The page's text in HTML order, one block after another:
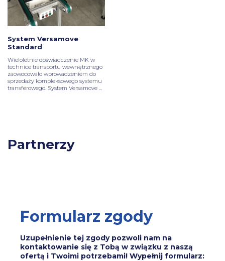
System Versamove
Standard
Wieloletnie doświadczenie MK w
technice transportu wewnętrznego
zaowocowało wprowadzeniem do
sprzedaży kompleksowego systemu
transferowego. System Versamove ...
Partnerzy
Formularz zgody
Uzupełnienie tej zgody pozwoli nam na
kontaktowanie się z Tobą w związku z naszą
ofertą i Twoimi potrzebami! Wypełnij formularz: